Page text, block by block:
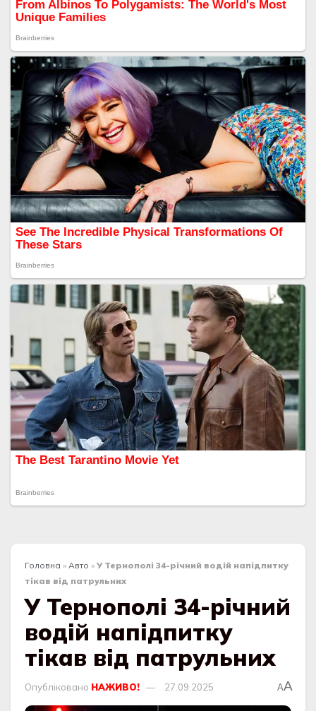
Головна » Авто » У Тернополі 34-річний водій напідпитку
тікав від патрульних
У Тернополі 34-річний
водій напідпитку
тікав від патрульних
Опубліковано НАЖИВО! 27.09.2025 AA